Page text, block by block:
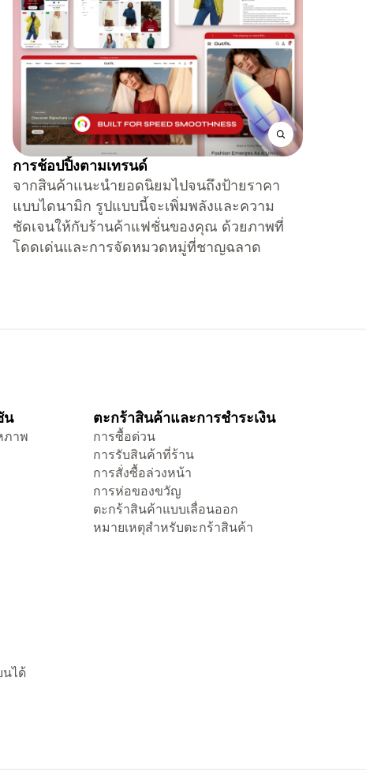
การช้อปปิ้งตามเทรนด์
จากสินค้าแนะนำยอดนิยมไปจนถึงป้ายราคา
แบบไดนามิก รูปแบบนี้จะเพิ่มพลังและความ
ชัดเจนให้กับร้านค้าแฟชั่นของคุณ ด้วยภาพที่
โดดเด่นและการจัดหมวดหมู่ที่ชาญฉลาด
น
ภาพ
ได้
ตะกร้าสินค้าและการชำระเงิน
การซื้อด่วน
การรับสินค้าที่ร้าน
การสั่งซื้อล่วงหน้า
การห่อของขวัญ
ตะกร้าสินค้าแบบเลื่อนออก
หมายเหตุสำหรับตะกร้าสินค้า